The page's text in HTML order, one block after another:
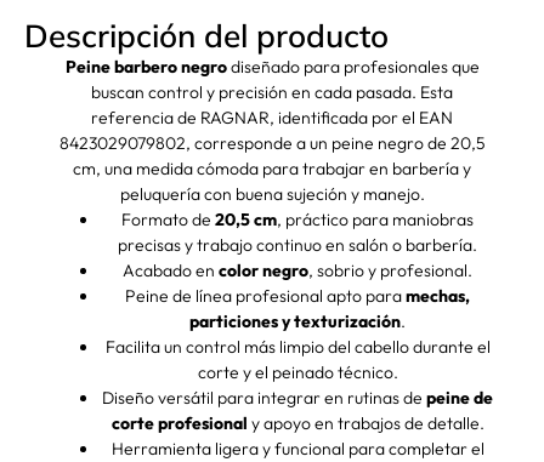
Descripción del producto
Peine barbero negrodiseñado para profesionales que
buscan control y precisión en cada pasada. Esta
referencia de RAGNAR, identificada por el EAN
8423029079802, corresponde a un peine negro de 20,5
cm, una medida cómoda para trabajar en barbería y
peluquería con buena sujeción y manejo.
Formato de 20,5 cm, práctico para maniobras
precisas y trabajo continuo en salón o barbería.
Acabado en color negro, sobrio y profesional.
Peine de línea profesional apto paramechas,
particiones y texturización.
Facilita un control más limpio del cabello durante el
corte y el peinado técnico.
Diseño versátil para integrar en rutinas de peine de
corte profesional y apoyo en trabajos de detalle.
Herramienta ligera y funcional para completar el